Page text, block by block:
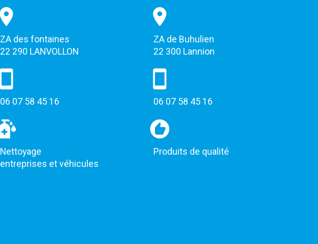
ZA des fontaines
22 290 LANVOLLON
06 07 58 45 16
Nettoyage
entreprises et véhicules
ZA de Buhulien
22 300 Lannion
06 07 58 45 16
Produits de qualité